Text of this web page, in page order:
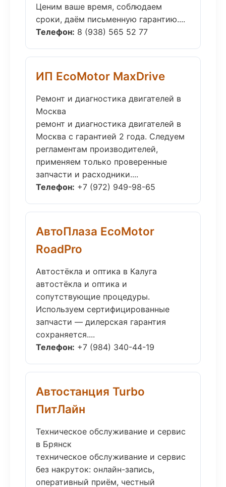
Ценим ваше время, соблюдаем
сроки, даём письменную гарантию....
Телефон: 8 (938) 565 52 77
ИП EcoMotor MaxDrive
Ремонт и диагностика двигателей в
Москва
ремонт и диагностика двигателей в
Москва с гарантией 2 года. Следуем
регламентам производителей,
применяем только проверенные
запчасти и расходники....
Телефон: +7 (972) 949-98-65
АвтоПлаза EcoMotor
RoadPro
Автостёкла и оптика в Калуга
автостёкла и оптика и
сопутствующие процедуры.
Используем сертифицированные
запчасти — дилерская гарантия
сохраняется....
Телефон: +7 (984) 340-44-19
Автостанция Turbo
ПитЛайн
Техническое обслуживание и сервис
в Брянск
техническое обслуживание и сервис
без накруток: онлайн-запись,
оперативный приём, честный